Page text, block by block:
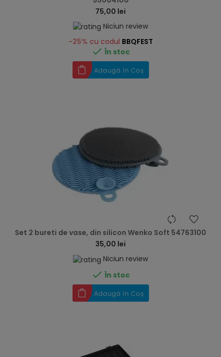
75,00 lei
Niciun review
-25% cu codul BBQFEST
 În stoc
Adaugă în Coș
Set 2 bureti de vase, din silicon Wenko Soft 54763100
35,00 lei
Niciun review
 În stoc
Adaugă în Coș